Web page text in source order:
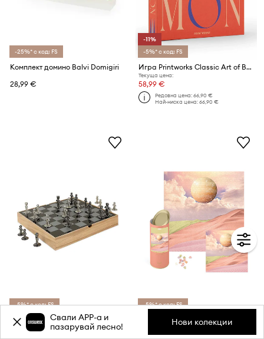
-25%* с код: FS
Комплект домино Balvi Domigiri
28,99 €
-11%
-5%* с код: FS
Игра Printworks Classic Art of Backgammon
Текуща цена:
58,99 €
Редовна цена:66,90 €
Най-ниска цена:66,90 €
-5%* с код: FS
Шах Umbra
Текуща цена:
189,90 €
-5%* с код: FS
22,99 €
Свали APP-a и
пазарувай лесно!
Нови колекции